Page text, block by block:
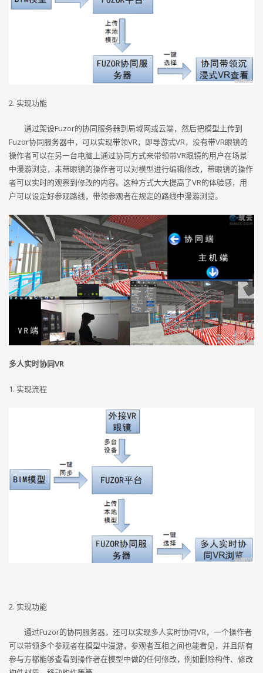
2. 实现功能
通过架设Fuzor的协同服务器到局域网或云端，然后把模型上传到
Fuzor协同服务器中，可以实现带领VR，即导游式VR，没有带VR眼镜的
操作者可以在另一台电脑上通过协同方式来带领带VR眼镜的用户在场景
中漫游浏览，未带眼镜的操作者可以对模型进行编辑修改，带眼镜的操作
者可以实时的观察到修改的内容。这种方式大大提高了VR的体验感，用
户可以设定好参观路线，带领参观者在规定的路线中漫游浏览。
多人实时协同VR
1. 实现流程
2. 实现功能
通过Fuzor的协同服务器，还可以实现多人实时协同VR，一个操作者
可以带领多个参观者在模型中漫游，参观者互相之间也能看见，并且所有
参与方都能够查看到操作者在模型中做的任何修改，例如删除构件、修改